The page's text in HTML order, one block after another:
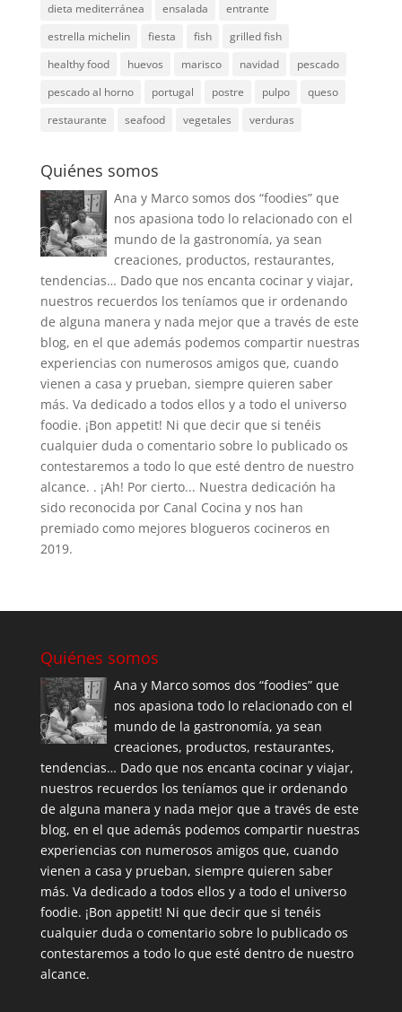
dieta mediterránea
ensalada
entrante
estrella michelin
fiesta fish
grilled fish
healthy food
huevos marisco navidad
pescado
pescado al horno
portugal postre pulpo
queso
restaurante
seafood vegetales verduras
Quiénes somos
Ana y Marco somos dos “foodies” que
nos apasiona todo lo relacionado con el
mundo de la gastronomía, ya sean
creaciones, productos, restaurantes,
tendencias… Dado que nos encanta cocinar y viajar,
nuestros recuerdos los teníamos que ir ordenando
de alguna manera y nada mejor que a través de este
blog, en el que además podemos compartir nuestras
experiencias con numerosos amigos que, cuando
vienen a casa y prueban, siempre quieren saber
más. Va dedicado a todos ellos y a todo el universo
foodie. ¡Bon appetit! Ni que decir que si tenéis
cualquier duda o comentario sobre lo publicado os
contestaremos a todo lo que esté dentro de nuestro
alcance. . ¡Ah! Por cierto... Nuestra dedicación ha
sido reconocida por Canal Cocina y nos han
premiado como mejores blogueros cocineros en
2019.
Quiénes somos
Ana y Marco somos dos “foodies” que
nos apasiona todo lo relacionado con el
mundo de la gastronomía, ya sean
creaciones, productos, restaurantes,
tendencias… Dado que nos encanta cocinar y viajar,
nuestros recuerdos los teníamos que ir ordenando
de alguna manera y nada mejor que a través de este
blog, en el que además podemos compartir nuestras
experiencias con numerosos amigos que, cuando
vienen a casa y prueban, siempre quieren saber
más. Va dedicado a todos ellos y a todo el universo
foodie. ¡Bon appetit! Ni que decir que si tenéis
cualquier duda o comentario sobre lo publicado os
contestaremos a todo lo que esté dentro de nuestro
alcance.